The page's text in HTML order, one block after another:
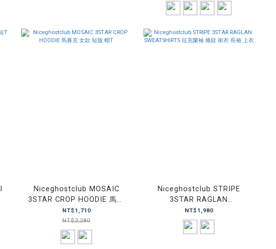
Niceghostclub MOSAIC
3STAR CROP HOODIE 馬賽
克 女款 短版 帽T
NT$1,710
NT$2,280
Niceghostclub STRIPE
3STAR RAGLAN
SWEATSHIRTS 拉克蘭袖 條
紋 衛衣 長袖 上衣
NT$1,980